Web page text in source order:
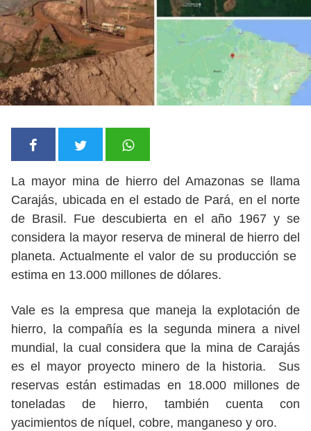
La mayor mina de hierro del Amazonas se llama
Carajás, ubicada en el estado de Pará, en el norte
de Brasil. Fue descubierta en el año 1967 y se
considera la mayor reserva de mineral de hierro del
planeta. Actualmente el valor de su producción se
estima en 13.000 millones de dólares.
Vale es la empresa que maneja la explotación de
hierro, la compañía es la segunda minera a nivel
mundial, la cual considera que la mina de Carajás
es el mayor proyecto minero de la historia. Sus
reservas están estimadas en 18.000 millones de
toneladas de hierro, también cuenta con
yacimientos de níquel, cobre, manganeso y oro.